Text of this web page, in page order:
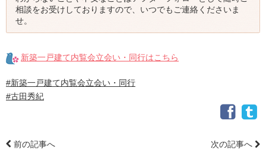
相談をお受けしておりますので、いつでもご連絡くださいま
せ。
新築一戸建て内覧会立会い・同行はこちら
#新築一戸建て内覧会立会い・同行
#古田秀紀
前の記事へ 次の記事へ